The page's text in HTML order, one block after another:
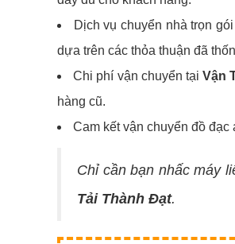
Dịch vụ chuyển nhà trọn
dựa trên các thỏa thuận đã
Chi phí vận chuyển tạiVận
hàng cũ.
Cam kết vận chuyển đồ
Chỉ cần bạn nhấc máy
Tải Thành Đạt.